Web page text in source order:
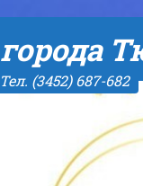
(3452) 687-682